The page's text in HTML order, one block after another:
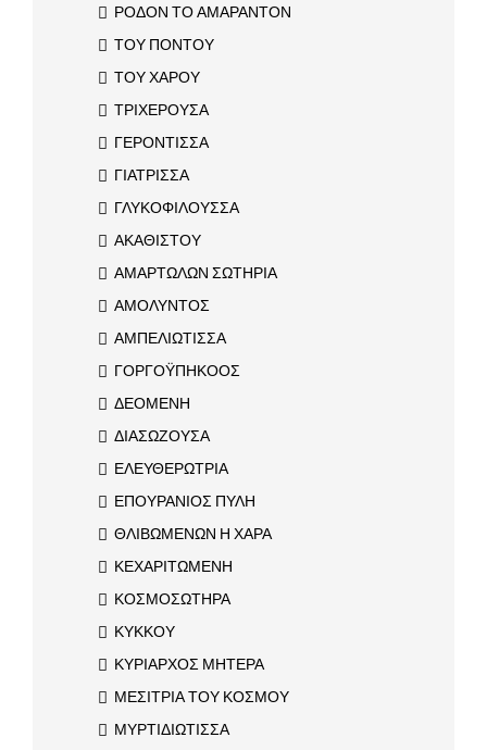
ΡΟΔΟΝ ΤΟ ΑΜΑΡΑΝΤΟΝ
ΤΟΥ ΠΟΝΤΟΥ
ΤΟΥ ΧΑΡΟΥ
ΤΡΙΧΕΡΟΥΣΑ
ΓΕΡΟΝΤΙΣΣΑ
ΓΙΑΤΡΙΣΣΑ
ΓΛΥΚΟΦΙΛΟΥΣΣΑ
ΑΚΑΘΙΣΤΟΥ
ΑΜΑΡΤΩΛΩΝ ΣΩΤΗΡΙΑ
ΑΜΟΛΥΝΤΟΣ
ΑΜΠΕΛΙΩΤΙΣΣΑ
ΓΟΡΓΟΫΠΗΚΟΟΣ
ΔΕΟΜΕΝΗ
ΔΙΑΣΩΖΟΥΣΑ
ΕΛΕΥΘΕΡΩΤΡΙΑ
ΕΠΟΥΡΑΝΙΟΣ ΠΥΛΗ
ΘΛΙΒΩΜΕΝΩΝ Η ΧΑΡΑ
ΚΕΧΑΡΙΤΩΜΕΝΗ
ΚΟΣΜΟΣΩΤΗΡΑ
ΚΥΚΚΟΥ
ΚΥΡΙΑΡΧΟΣ ΜΗΤΕΡΑ
ΜΕΣΙΤΡΙΑ ΤΟΥ ΚΟΣΜΟΥ
ΜΥΡΤΙΔΙΩΤΙΣΣΑ